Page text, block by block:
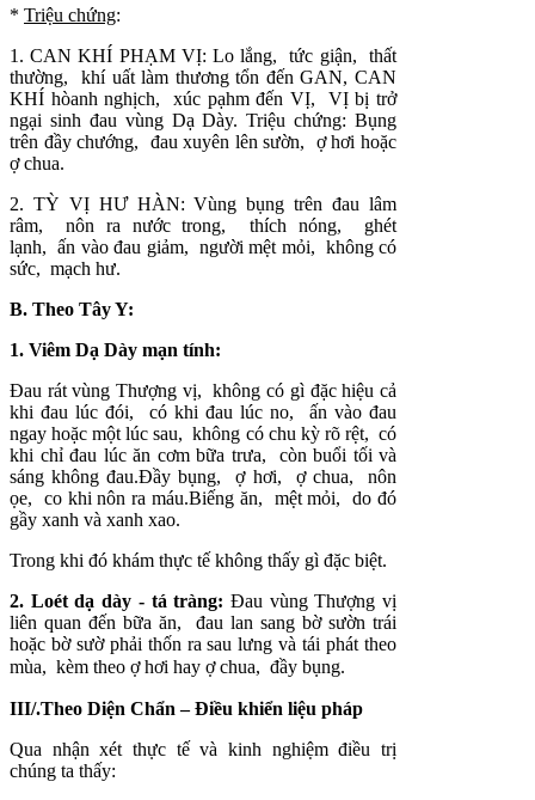
* Triệu chứng:
1. CAN KHÍ PHẠM VỊ: Lo lắng, tức giận, thất
thường, khí uất làm thương tổn đến GAN, CAN
KHÍ hòanh nghịch, xúc pạhm đến VỊ, VỊ bị trở
ngại sinh đau vùng Dạ Dày. Triệu chứng: Bụng
trên đầy chướng, đau xuyên lên sườn, ợ hơi hoặc
ợ chua.
2. TỲ VỊ HƯ HÀN: Vùng bụng trên đau lâm
râm, nôn ra nước trong, thích nóng, ghét
lạnh, ấn vào đau giảm, người mệt mỏi, không có
sức, mạch hư.
B. Theo Tây Y:
1. Viêm Dạ Dày mạn tính:
Đau rát vùng Thượng vị, không có gì đặc hiệu cả
khi đau lúc đói, có khi đau lúc no, ấn vào đau
ngay hoặc một lúc sau, không có chu kỳ rõ rệt, có
khi chỉ đau lúc ăn cơm bữa trưa, còn buổi tối và
sáng không đau.Đầy bụng, ợ hơi, ợ chua, nôn
ọe, co khi nôn ra máu.Biếng ăn, mệt mỏi, do đó
gầy xanh và xanh xao.
Trong khi đó khám thực tế không thấy gì đặc biệt.
2. Loét dạ dày - tá tràng: Đau vùng Thượng vị
liên quan đến bữa ăn, đau lan sang bờ sườn trái
hoặc bờ sườ phải thốn ra sau lưng và tái phát theo
mùa, kèm theo ợ hơi hay ợ chua, đầy bụng.
III/.Theo Diện Chẩn – Điều khiển liệu pháp
Qua nhận xét thực tế và kinh nghiệm điều trị
chúng ta thấy: